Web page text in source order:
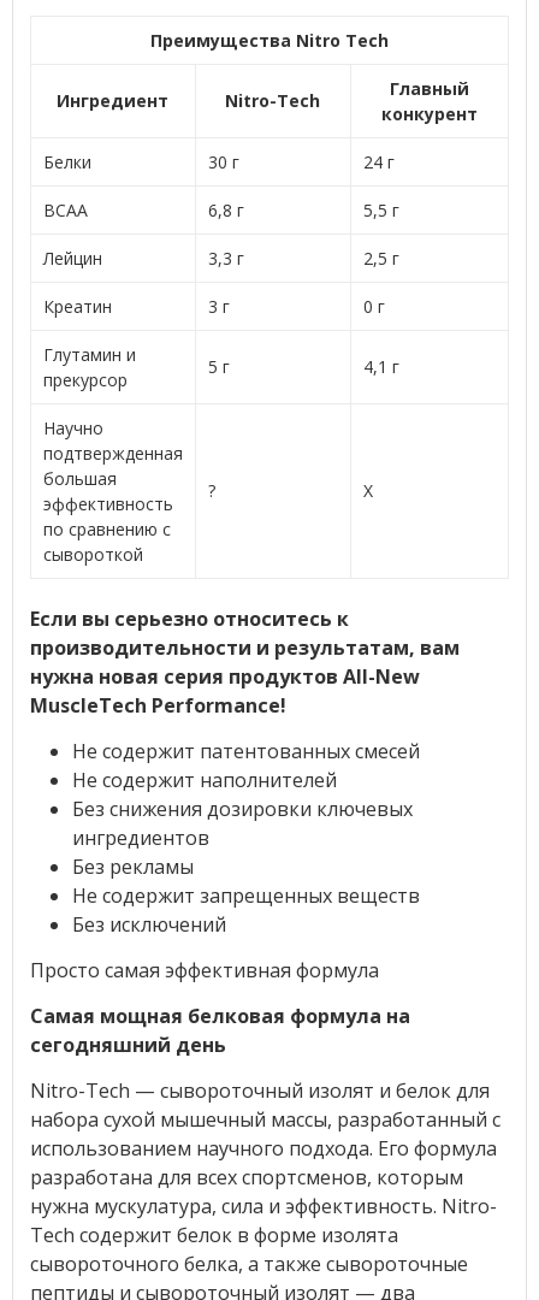
Преимущества Nitro Tech
Ингредиент Nitro-Tech
Главный
конкурент
Белки 30 г 24 г
ВСАА 6,8 г 5,5 г
Лейцин 3,3 г 2,5 г
Креатин 3 г 0 г
Глутамин и
прекурсор
5 г 4,1 г
Научно
подтвержденная
большая
эффективность
по сравнению с
сывороткой
? X
Если вы серьезно относитесь к
производительности и результатам, вам
нужна новая серия продуктов All-New
MuscleTech Performance!
Не содержит патентованных смесей
Не содержит наполнителей
Без снижения дозировки ключевых
ингредиентов
Без рекламы
Не содержит запрещенных веществ
Без исключений
Просто самая эффективная формула
Самая мощная белковая формула на
сегодняшний день
Nitro-Tech — сывороточный изолят и белок для
набора сухой мышечный массы, разработанный с
использованием научного подхода. Его формула
разработана для всех спортсменов, которым
нужна мускулатура, сила и эффективность. Nitro-
Tech содержит белок в форме изолята
сывороточного белка, а также сывороточные
пептиды и сывороточный изолят — два